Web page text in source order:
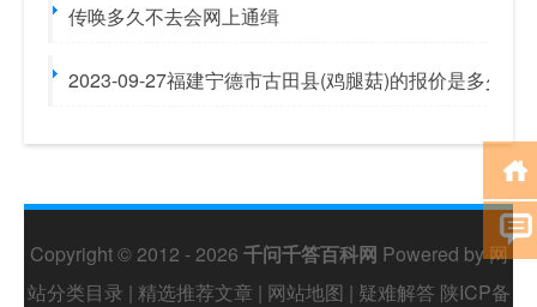
传唤多久不去会网上通缉
2023-09-27福建宁德市古田县(鸡腿菇)的报价是多少
Copyright © 2012 - 2026 千问千答百科网 Powered by网
站分类目录 | 精选推荐文章 | 网站地图 | 疑难解答 陕ICP备